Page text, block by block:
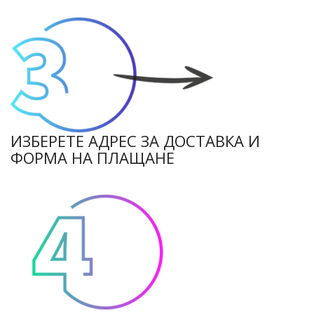
ИЗБЕРЕТЕ АДРЕС ЗА ДОСТАВКА И
ФОРМА НА ПЛАЩАНЕ